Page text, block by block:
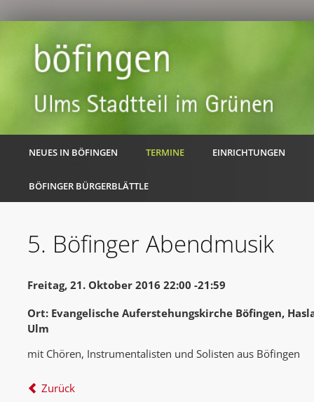
NEUES IN BÖFINGEN TERMINE EINRICHTUNGEN
BÖFINGER BÜRGERBLÄTTLE
5. Böfinger Abendmusik
Freitag, 21. Oktober 2016 22:00 -21:59
Ort: Evangelische Auferstehungskirche Böfingen,
Ulm
mit Chören, Instrumentalisten und Solisten aus Böfingen
Zurück